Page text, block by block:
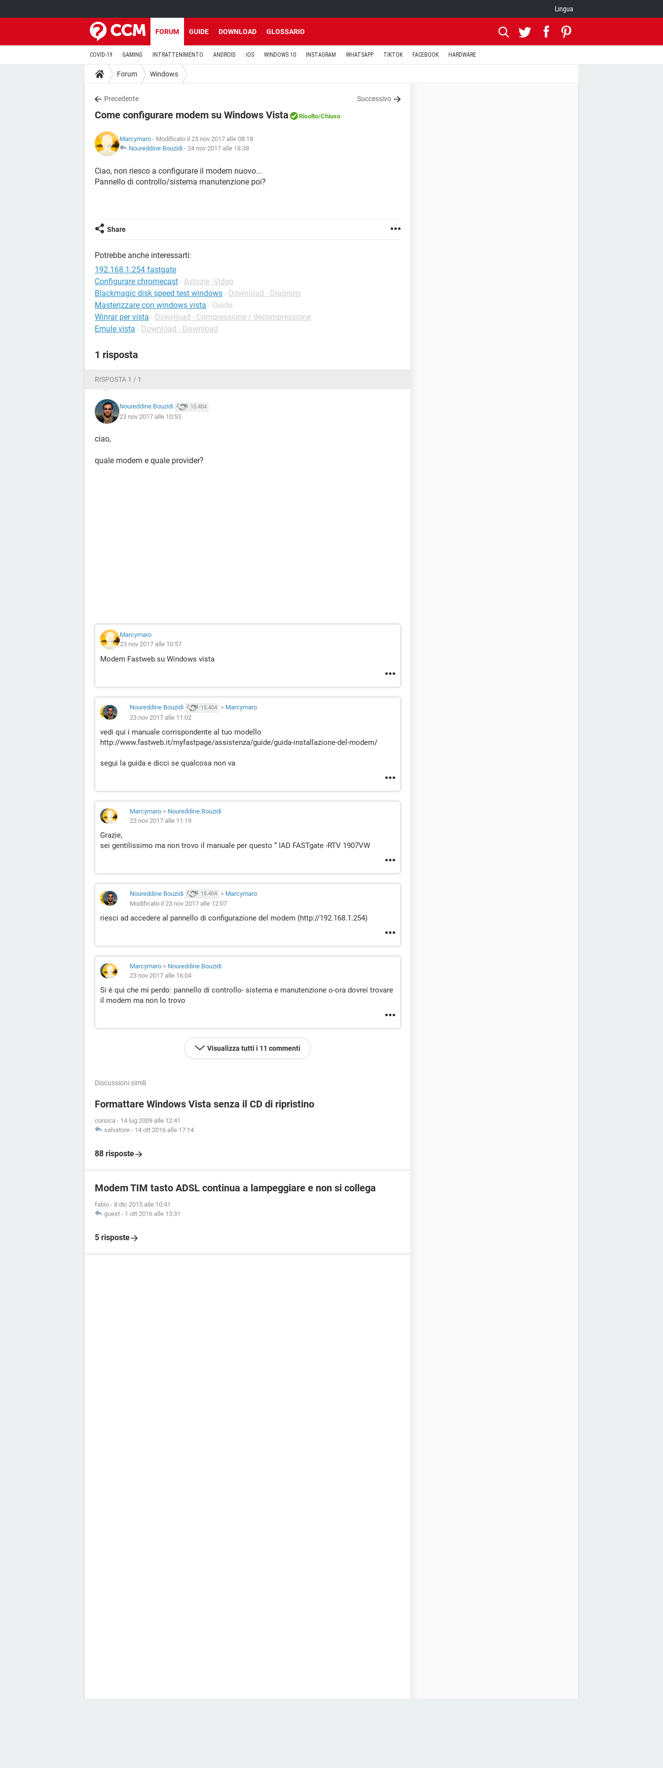
Lingua
FORUM GUIDE DOWNLOAD GLOSSARIO
COVID-19 GAMING INTRATTENIMENTO ANDROID iOS WINDOWS 10 INSTAGRAM WHATSAPP TIKTOK FACEBOOK HARDWARE
Forum Windows
Precedente Successivo
Come configurare modem su Windows Vista Risolto/Chiuso
Marcymaro - Modificato il 23 nov 2017 alle 08:18
Noureddine Bouzidi - 24 nov 2017 alle 18:38
Ciao, non riesco a configurare il modem nuovo...
Pannello di controllo/sistema manutenzione poi?
Share
Potrebbe anche interessarti:
192.168.1.254 fastgate
Configurare chromecast - Astuzie -Video
Blackmagic disk speed test windows - Download - Diagnosi
Masterizzare con windows vista - Guide
Winrar per vista - Download - Compressione / decompressione
Emule vista - Download - Download
1 risposta
RISPOSTA 1 / 1
Noureddine Bouzidi 15.404
23 nov 2017 alle 10:53
ciao,
quale modem e quale provider?
Marcymaro
23 nov 2017 alle 10:57
Modem Fastweb su Windows vista
Noureddine Bouzidi 15.404 > Marcymaro
23 nov 2017 alle 11:02
vedi qui i manuale corrispondente al tuo modello
http://www.fastweb.it/myfastpage/assistenza/guide/guida-installazione-del-modem/
segui la guida e dicci se qualcosa non va
Marcymaro > Noureddine Bouzidi
23 nov 2017 alle 11:19
Grazie,
sei gentilissimo ma non trovo il manuale per questo “ IAD FASTgate -RTV 1907VW
Noureddine Bouzidi 15.404 > Marcymaro
Modificato il 23 nov 2017 alle 12:07
riesci ad accedere al pannello di configurazione del modem (http://192.168.1.254)
Marcymaro > Noureddine Bouzidi
23 nov 2017 alle 16:04
Si è qui che mi perdo: pannello di controllo- sistema e manutenzione o-ora dovrei trovare
il modem ma non lo trovo
Visualizza tutti i 11 commenti
Discussioni simili
Formattare Windows Vista senza il CD di ripristino
corsica - 14 lug 2009 alle 12:41
salvatore - 14 ott 2016 alle 17:14
88 risposte
Modem TIM tasto ADSL continua a lampeggiare e non si collega
fabio - 8 dic 2015 alle 10:41
guest - 1 ott 2016 alle 13:31
5 risposte